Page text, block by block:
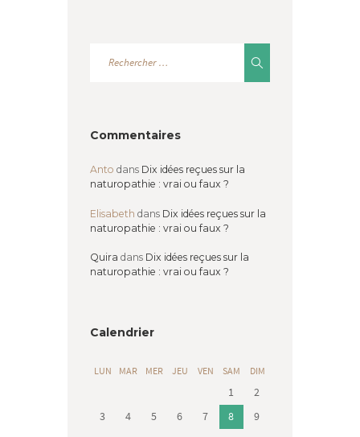
Commentaires
Anto dans Dix idées reçues sur la
naturopathie : vrai ou faux ?
Elisabeth dans Dix idées reçues sur la
naturopathie : vrai ou faux ?
Quira dans Dix idées reçues sur la
naturopathie : vrai ou faux ?
Calendrier
LUN MAR MER JEU VEN SAM DIM
1
2
3
4 5 6 7 8
9